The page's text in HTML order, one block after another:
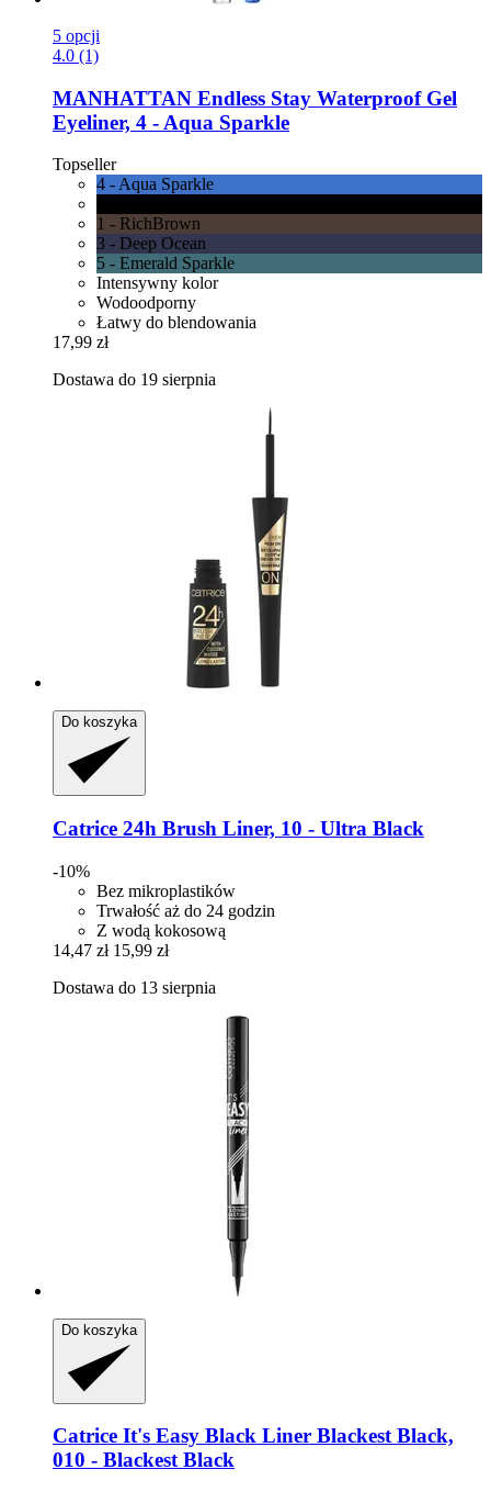
5 opcji
4.0 (1)
MANHATTAN Endless Stay Waterproof Gel
Eyeliner, 4 -​ Aqua Sparkle
Topseller
4 - Aqua Sparkle
1 - RichBrown
3 - Deep Ocean
5 - Emerald Sparkle
Intensywny kolor
Wodoodporny
Łatwy do blendowania
17,99 zł
Dostawa do 19 sierpnia
Do koszyka
Catrice 24h Brush Liner, 10 -​ Ultra Black
-10%
Bez mikroplastików
Trwałość aż do 24 godzin
Z wodą kokosową
14,47 zł 15,99 zł
Dostawa do 13 sierpnia
Do koszyka
Catrice It's Easy Black Liner Blackest Black,
010 -​ Blackest Black